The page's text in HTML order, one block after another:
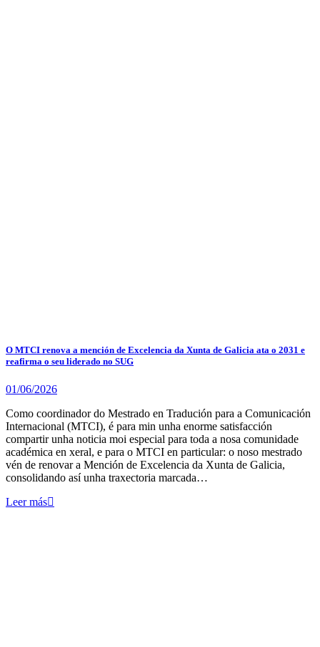
O MTCI renova a mención de Excelencia da Xunta de Galicia ata o 2031 e
reafirma o seu liderado no SUG
01/06/2026
Como coordinador do Mestrado en Tradución para a Comunicación
Internacional (MTCI), é para min unha enorme satisfacción
compartir unha noticia moi especial para toda a nosa comunidade
académica en xeral, e para o MTCI en particular: o noso mestrado
vén de renovar a Mención de Excelencia da Xunta de Galicia,
consolidando así unha traxectoria marcada…
Leer más